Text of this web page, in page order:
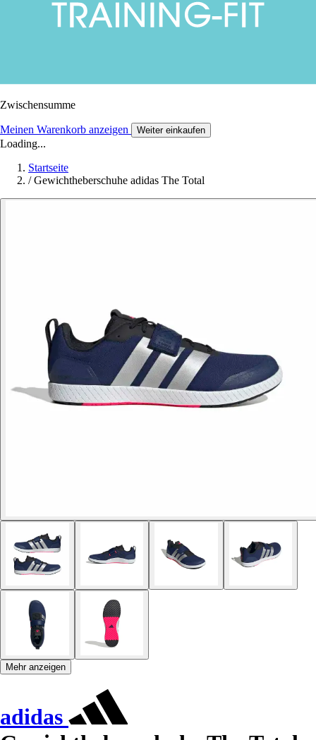
Zwischensumme
Meinen Warenkorb anzeigen Weiter einkaufen
Loading...
Startseite
/ Gewichtheberschuhe adidas The Total
Mehr anzeigen
adidas